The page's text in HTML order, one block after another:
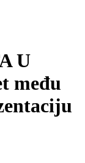
U
među